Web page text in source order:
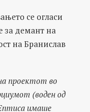
се огласи
за демант на
на Бранислав
проектот во
(воден од
имаше